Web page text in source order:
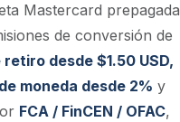
Mastercard prepagada
de conversión de
retiro desde $1.50 USD,
moneda desde 2% y
FCA / FinCEN / OFAC,